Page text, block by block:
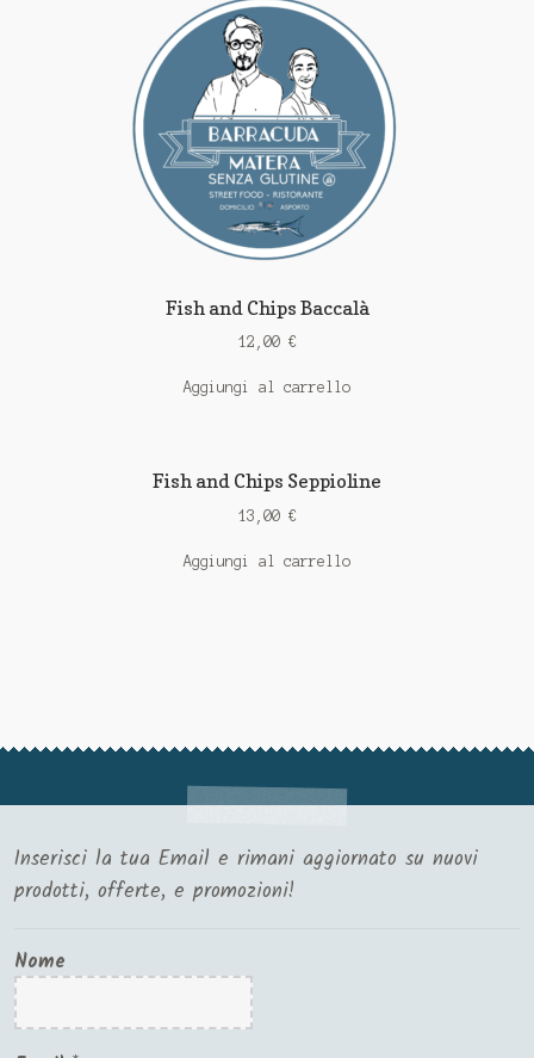
Fish and Chips Baccalà
12,00 €
Aggiungi al carrello
Fish and Chips Seppioline
13,00 €
Aggiungi al carrello
Inserisci la tua Email e rimani aggiornato su nuovi
prodotti, offerte, e promozioni!
Nome